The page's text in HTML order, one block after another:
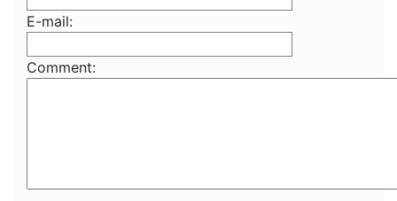
E-mail:
Comment: